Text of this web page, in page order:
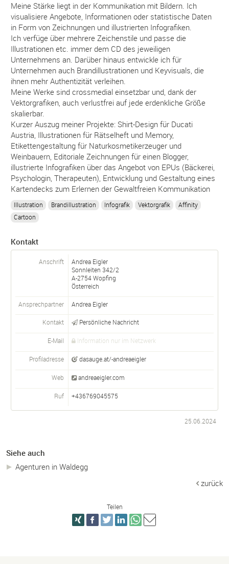
Meine Stärke liegt in der Kommunikation mit Bildern. Ich
visualisiere Angebote, Informationen oder statistische Daten
in Form von Zeichnungen und illustrierten Infografiken.
Ich verfüge über mehrere Zeichenstile und passe die
Illustrationen etc. immer dem CD des jeweiligen
Unternehmens an. Darüber hinaus entwickle ich für
Unternehmen auch Brandillustrationen und Keyvisuals, die
ihnen mehr Authentizität verleihen.
Meine Werke sind crossmedial einsetzbar und, dank der
Vektorgrafiken, auch verlustfrei auf jede erdenkliche Größe
skalierbar.
Kurzer Auszug meiner Projekte: Shirt-Design für Ducati
Austria, Illustrationen für Rätselheft und Memory,
Etikettengestaltung für Naturkosmetikerzeuger und
Weinbauern, Editoriale Zeichnungen für einen Blogger,
illustrierte Infografiken über das Angebot von EPUs (Bäckerei,
Psychologin, Therapeuten), Entwicklung und Gestaltung eines
Kartendecks zum Erlernen der Gewaltfreien Kommunikation
Illustration Brandillustration Infografik Vektorgrafik
Affinity
Cartoon
Kontakt
Anschrift
Andrea Eigler
Sonnleiten 342/2
A-2754Wopfing
Österreich
Ansprechpartner Andrea Eigler
Kontakt Persönliche Nachricht
E-Mail Information nur im Netzwerk
Profiladresse dasauge.at/-andreaeigler
Web andreaeigler.com
Ruf +436769045575
25.06.2024
Siehe auch
Agenturen in Waldegg
zurück
Teilen